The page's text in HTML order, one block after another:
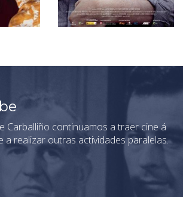
Carballiño continuamos a traer cine á
a realizar outras actividades paralelas.